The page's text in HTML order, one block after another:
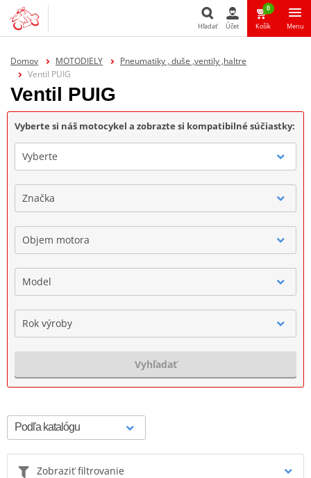
Hľadať Účet
0
Košík Menu
Domov MOTODIELY
Pneumatiky , duše ,ventily ,haltre
Ventil PUIG
Ventil PUIG
Vyberte si náš motocykel a zobrazte si kompatibilné súčiastky:
Vyberte
Značka
Objem motora
Model
Rok výroby
Vyhľadať
Zobraziť filtrovanie